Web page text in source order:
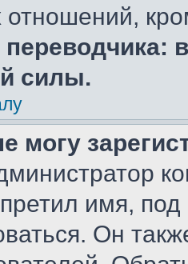
отношений,
силы.
могу
имя,
Он